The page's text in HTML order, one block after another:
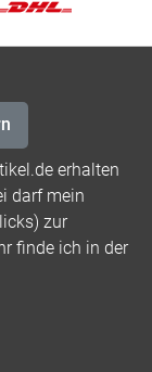
erhalten
darf mein
zur
finde ich in der